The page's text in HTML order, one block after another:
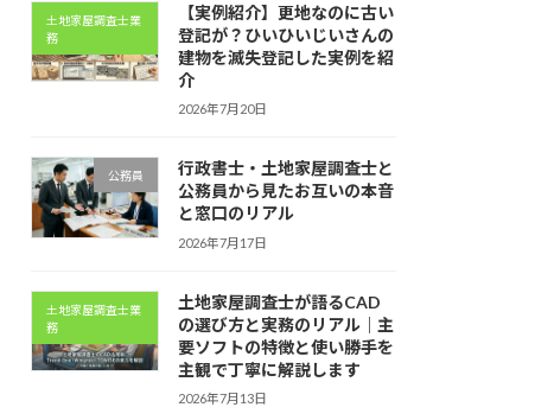
土地家屋調査士業
務
【実例紹介】更地なのに古い
登記が？ひいひいじいさんの
建物を滅失登記した実例を紹
介
2026年7月20日
公務員
行政書士・土地家屋調査士と
公務員から見たお互いの本音
と窓口のリアル
2026年7月17日
土地家屋調査士業
務
土地家屋調査士が語るCAD
の選び方と実務のリアル｜主
要ソフトの特徴と使い勝手を
主観で丁寧に解説します
2026年7月13日